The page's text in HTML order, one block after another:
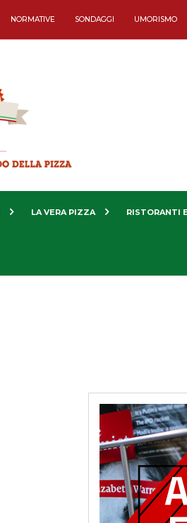
NORMATIVE SONDAGGI UMORISMO
LA VERA PIZZA RISTORANTI